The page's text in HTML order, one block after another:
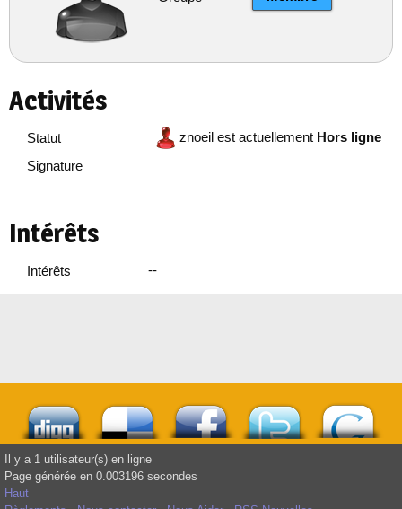
Activités
Statut znoeil est actuellement Hors ligne
Signature
Intérêts
Intérêts --
Il y a 1 utilisateur(s) en ligne
Page générée en 0.003196 secondes
Haut